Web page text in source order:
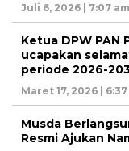
Juli 6, 2026 | 7:07
Ketua DPW PAN
ucapakan
periode 2026-
Maret 17, 2026 |
Musda
Resmi Ajukan